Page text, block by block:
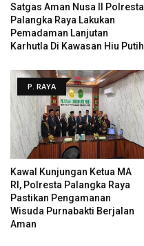
Satgas Aman Nusa II Polresta
Palangka Raya Lakukan
Pemadaman Lanjutan
Karhutla Di Kawasan Hiu Putih
P. RAYA
Kawal Kunjungan Ketua MA
RI, Polresta Palangka Raya
Pastikan Pengamanan
Wisuda Purnabakti Berjalan
Aman